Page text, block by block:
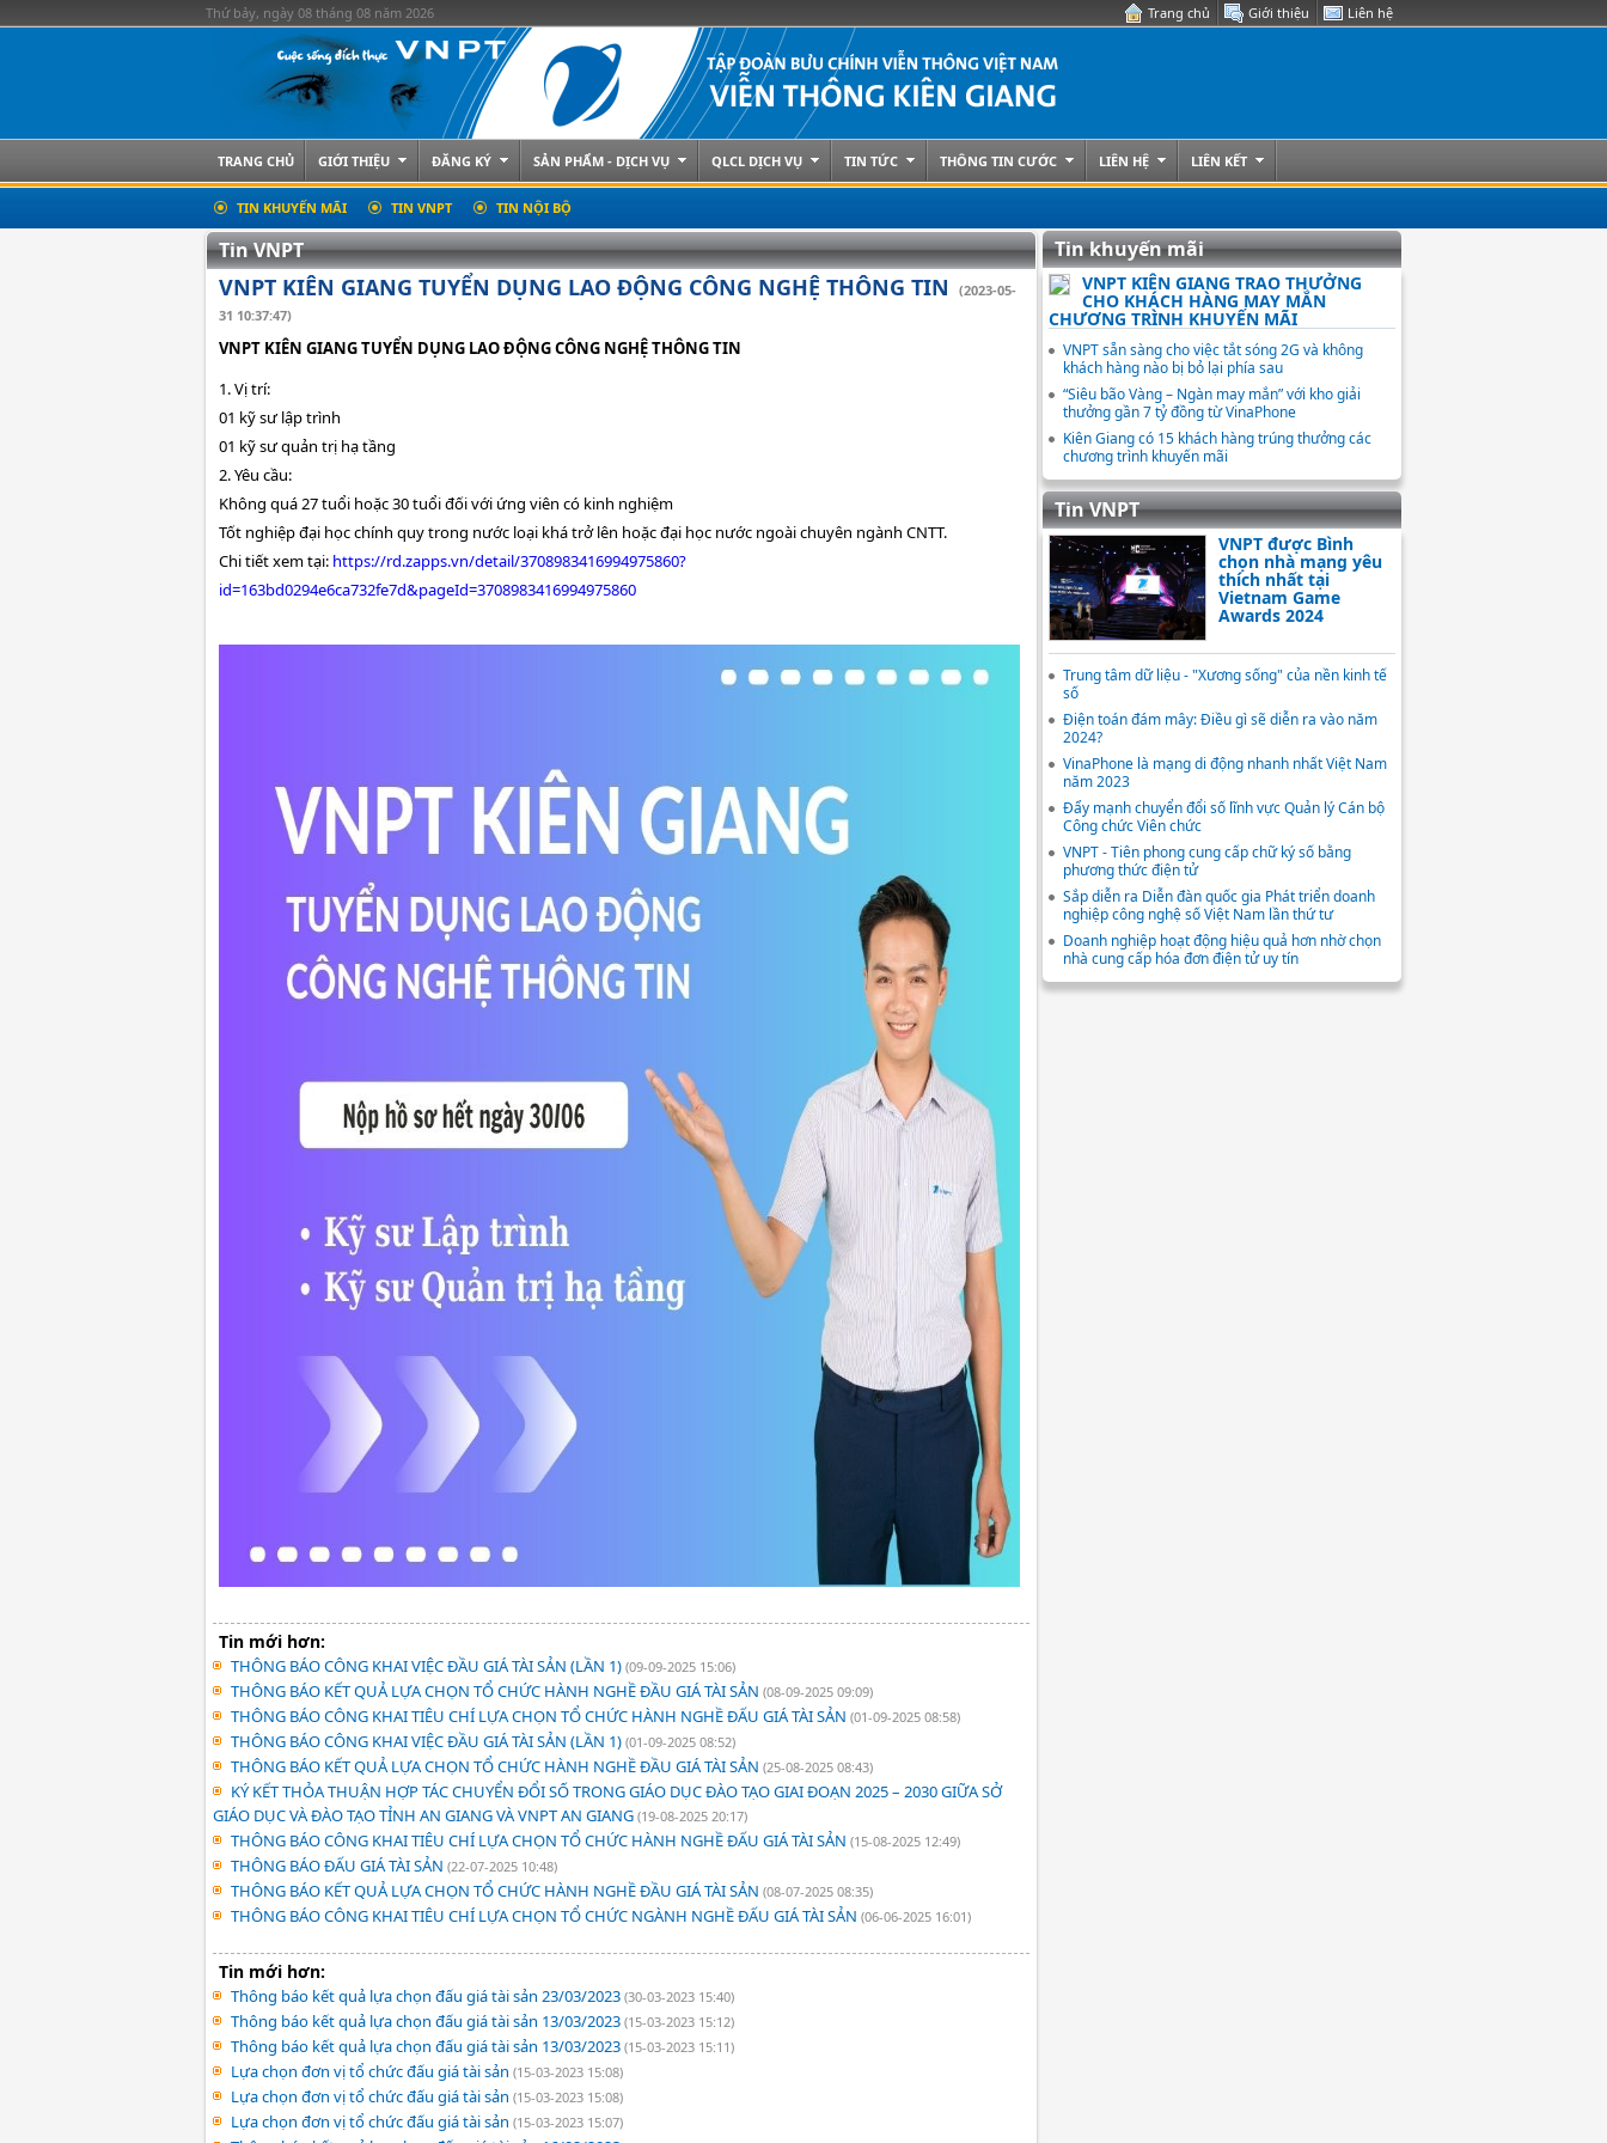
Thứ bảy, ngày 08 tháng 08 năm 2026 Liên hệ
Giới thiệu
Trang chủ
TRANG CHỦ GIỚI THIỆU ĐĂNG KÝ SẢN PHẨM - DỊCH VỤ QLCL DỊCH VỤ TIN TỨC THÔNG TIN CƯỚC LIÊN HỆ LIÊN KẾT
TIN KHUYẾN MÃI TIN VNPT TIN NỘI BỘ
Tin VNPT
VNPT KIÊN GIANG TUYỂN DỤNG LAO ĐỘNG CÔNG NGHỆ THÔNG TIN
(2023-05-
31 10:37:47)
VNPT KIÊN GIANG TUYỂN DỤNG LAO ĐỘNG CÔNG NGHỆ THÔNG TIN
1. Vị trí:
01 kỹ sư lập trình
01 kỹ sư quản trị hạ tầng
2. Yêu cầu:
Không quá 27 tuổi hoặc 30 tuổi đối với ứng viên có kinh nghiệm
Tốt nghiệp đại học chính quy trong nước loại khá trở lên hoặc đại học nước ngoài chuyên ngành CNTT.
Chi tiết xem tại: https://rd.zapps.vn/detail/3708983416994975860?
id=163bd0294e6ca732fe7d&pageId=3708983416994975860
Tin mới hơn:
THÔNG BÁO CÔNG KHAI VIỆC ĐẦU GIÁ TÀI SẢN (LẦN 1) (09-09-2025 15:06)
THÔNG BÁO KẾT QUẢ LỰA CHỌN TỔ CHỨC HÀNH NGHỀ ĐẦU GIÁ TÀI SẢN (08-09-2025 09:09)
THÔNG BÁO CÔNG KHAI TIÊU CHÍ LỰA CHỌN TỔ CHỨC HÀNH NGHỀ ĐẤU GIÁ TÀI SẢN (01-09-2025 08:58)
THÔNG BÁO CÔNG KHAI VIỆC ĐẦU GIÁ TÀI SẢN (LẦN 1) (01-09-2025 08:52)
THÔNG BÁO KẾT QUẢ LỰA CHỌN TỔ CHỨC HÀNH NGHỀ ĐẦU GIÁ TÀI SẢN (25-08-2025 08:43)
KÝ KẾT THỎA THUẬN HỢP TÁC CHUYỂN ĐỔI SỐ TRONG GIÁO DỤC ĐÀO TẠO GIAI ĐOẠN 2025 – 2030 GIỮA SỞ
GIÁO DỤC VÀ ĐÀO TẠO TỈNH AN GIANG VÀ VNPT AN GIANG (19-08-2025 20:17)
THÔNG BÁO CÔNG KHAI TIÊU CHÍ LỰA CHỌN TỔ CHỨC HÀNH NGHỀ ĐẤU GIÁ TÀI SẢN (15-08-2025 12:49)
THÔNG BÁO ĐẤU GIÁ TÀI SẢN (22-07-2025 10:48)
THÔNG BÁO KẾT QUẢ LỰA CHỌN TỔ CHỨC HÀNH NGHỀ ĐẦU GIÁ TÀI SẢN (08-07-2025 08:35)
THÔNG BÁO CÔNG KHAI TIÊU CHÍ LỰA CHỌN TỔ CHỨC NGÀNH NGHỀ ĐẤU GIÁ TÀI SẢN (06-06-2025 16:01)
Tin mới hơn:
Thông báo kết quả lựa chọn đấu giá tài sản 23/03/2023 (30-03-2023 15:40)
Thông báo kết quả lựa chọn đấu giá tài sản 13/03/2023 (15-03-2023 15:12)
Thông báo kết quả lựa chọn đấu giá tài sản 13/03/2023 (15-03-2023 15:11)
Lựa chọn đơn vị tổ chức đấu giá tài sản (15-03-2023 15:08)
Lựa chọn đơn vị tổ chức đấu giá tài sản (15-03-2023 15:08)
Lựa chọn đơn vị tổ chức đấu giá tài sản (15-03-2023 15:07)
Tin khuyến mãi
VNPT KIÊN GIANG TRAO THƯỞNG
CHO KHÁCH HÀNG MAY MẮN
CHƯƠNG TRÌNH KHUYẾN MÃI
VNPT sẵn sàng cho việc tắt sóng 2G và không
khách hàng nào bị bỏ lại phía sau
“Siêu bão Vàng – Ngàn may mắn” với kho giải
thưởng gần 7 tỷ đồng từ VinaPhone
Kiên Giang có 15 khách hàng trúng thưởng các
chương trình khuyến mãi
Tin VNPT
VNPT được Bình
chọn nhà mạng yêu
thích nhất tại
Vietnam Game
Awards 2024
Trung tâm dữ liệu - "Xương sống" của nền kinh tế
số
Điện toán đám mây: Điều gì sẽ diễn ra vào năm
2024?
VinaPhone là mạng di động nhanh nhất Việt Nam
năm 2023
Đẩy mạnh chuyển đổi số lĩnh vực Quản lý Cán bộ
Công chức Viên chức
VNPT - Tiên phong cung cấp chữ ký số bằng
phương thức điện tử
Sắp diễn ra Diễn đàn quốc gia Phát triển doanh
nghiệp công nghệ số Việt Nam lần thứ tư
Doanh nghiệp hoạt động hiệu quả hơn nhờ chọn
nhà cung cấp hóa đơn điện tử uy tín